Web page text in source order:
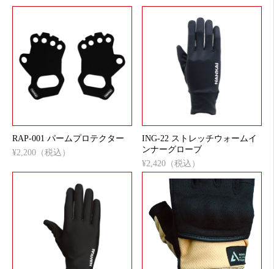
RAP-001 パームプロテクター
¥2,200（税込）
ING-22 ストレッチウォームイ
ンナーグローブ
¥2,420（税込）